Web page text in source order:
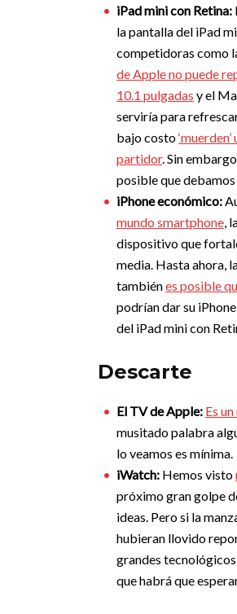
iPad mini con Retina:
la pantalla del iPad
competidoras como
de Apple no puede
10.1 pulgadas y el
serviría para
bajo costo
partidor. Sin
posible que
iPhone económico:
mundo smartphone,
dispositivo que
media. Hasta ahora,
tambiénes posible
podrían dar su
del iPad mini con
Descarte
El TV de Apple: Es
musitado palabra
lo veamos es mínima.
iWatch: Hemos visto
próximo gran golpe
ideas. Pero si la
hubieran llovido
grandes tecnológicos
que habrá que